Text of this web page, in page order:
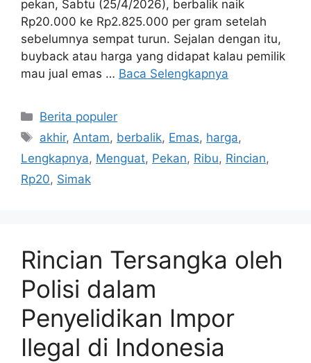
pekan, Sabtu (25/4/2026), berbalik naik
Rp20.000 ke Rp2.825.000 per gram setelah
sebelumnya sempat turun. Sejalan dengan itu,
buyback atau harga yang didapat kalau pemilik
mau jual emas … Baca Selengkapnya
Kategori
Berita populer
Tag
akhir,Antam, berbalik, Emas, harga,
Lengkapnya, Menguat, Pekan, Ribu, Rincian,
Rp20, Simak
Rincian Tersangka oleh
Polisi dalam
Penyelidikan Impor
Ilegal di Indonesia